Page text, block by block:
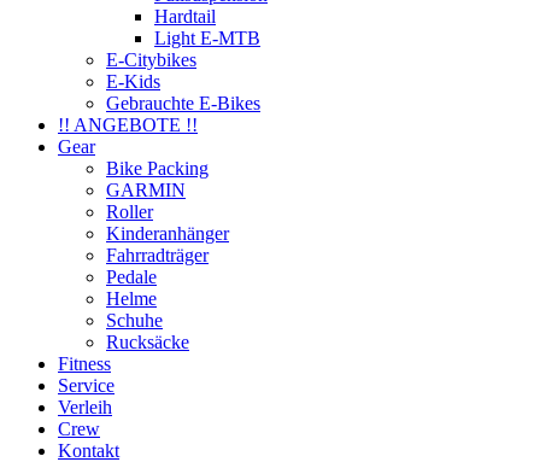
Hardtail
Light E-MTB
E-Citybikes
E-Kids
Gebrauchte E-Bikes
!! ANGEBOTE !!
Gear
Bike Packing
GARMIN
Roller
Kinderanhänger
Fahrradträger
Pedale
Helme
Schuhe
Rucksäcke
Fitness
Service
Verleih
Crew
Kontakt